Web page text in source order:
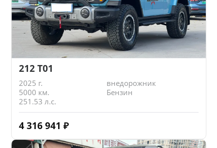
212 T01
2025 г.
внедорожник
5000 км.
Бензин
251.53 л.с.
4 316 941 ₽